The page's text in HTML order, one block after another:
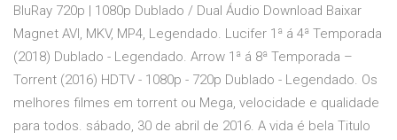
BluRay 720p | 1080p Dublado / Dual Áudio Download Baixar
Magnet AVI, MKV, MP4, Legendado. Lucifer 1ª á 4ª Temporada
(2018) Dublado - Legendado. Arrow 1ª á 8ª Temporada –
Torrent (2016) HDTV - 1080p - 720p Dublado - Legendado. Os
melhores filmes em torrent ou Mega, velocidade e qualidade
para todos. sábado, 30 de abril de 2016. A vida é bela Titulo